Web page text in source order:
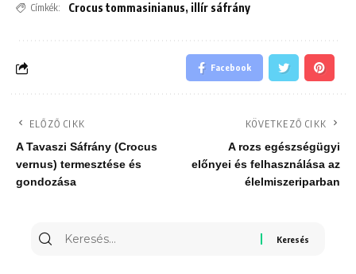
Címkék: Crocus tommasinianus, illír sáfrány
Facebook
ELŐZŐ CIKK
A Tavaszi Sáfrány (Crocus
vernus) termesztése és
gondozása
KÖVETKEZŐ CIKK
A rozs egészségügyi
előnyei és felhasználása az
élelmiszeriparban
Keresés